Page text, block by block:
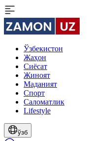
Ўзбекистон
Жаҳон
Сиёсат
Жиноят
Маданият
Спорт
Cаломатлик
Lifestyle
ўзб